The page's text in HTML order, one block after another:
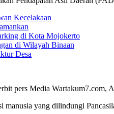
Kecelakaan
di Kota Mojokerto
di Wilayah Binaan
Desa
pers Media Wartakum7.com,
manusia yang dilindungi